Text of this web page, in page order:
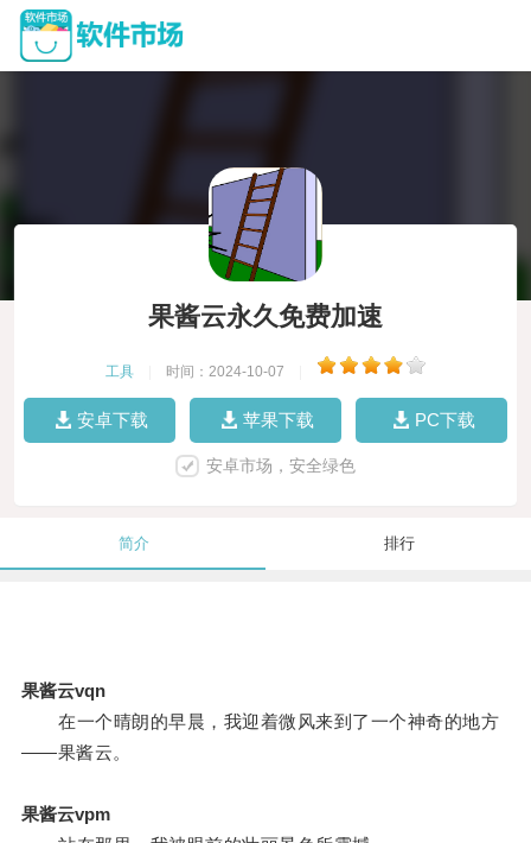
果酱云永久免费加速
工具 时间：2024-10-07
安卓下载 苹果下载 PC下载
安卓市场，安全绿色
简介 排行
果酱云vqn
在一个晴朗的早晨，我迎着微风来到了一个神奇的地方
——果酱云。
果酱云vpm